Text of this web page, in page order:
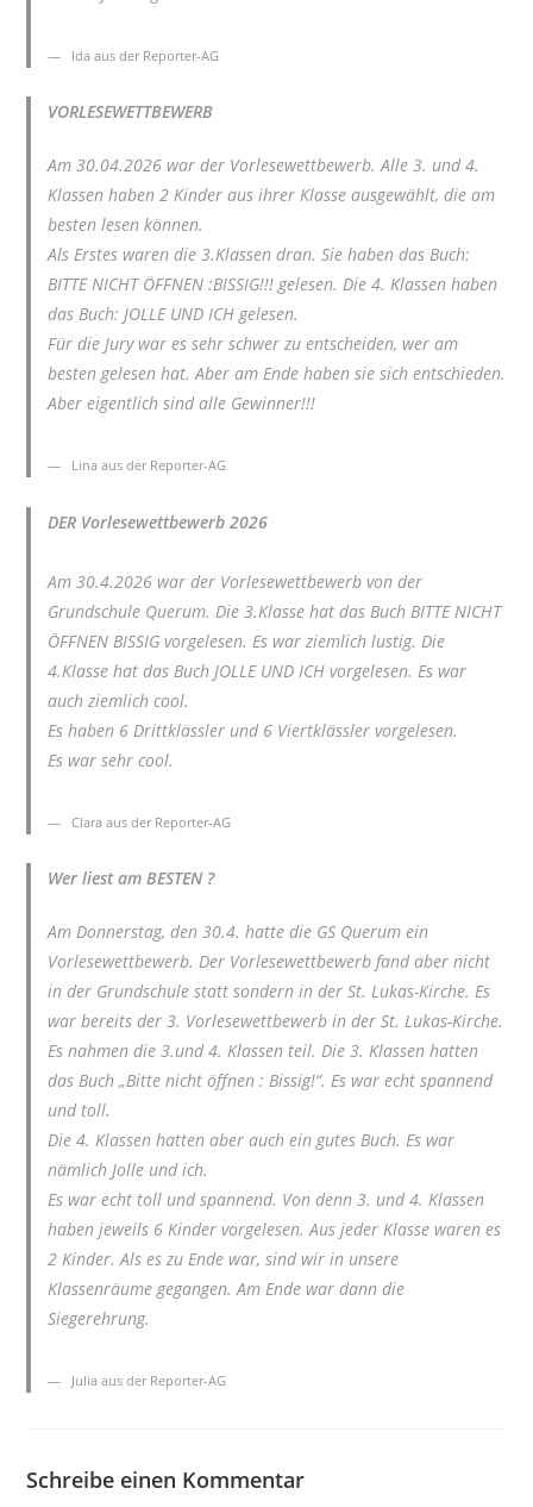
Ida aus der Reporter-AG
VORLESEWETTBEWERB
Am 30.04.2026 war der Vorlesewettbewerb. Alle 3. und 4.
Klassen haben 2 Kinder aus ihrer Klasse ausgewählt, die am
besten lesen können.
Als Erstes waren die 3.Klassen dran. Sie haben das Buch:
BITTE NICHT ÖFFNEN :BISSIG!!! gelesen. Die 4. Klassen haben
das Buch: JOLLE UND ICH gelesen.
Für die Jury war es sehr schwer zu entscheiden, wer am
besten gelesen hat. Aber am Ende haben sie sich entschieden.
Aber eigentlich sind alle Gewinner!!!
Lina aus der Reporter-AG
DER Vorlesewettbewerb 2026
Am 30.4.2026 war der Vorlesewettbewerb von der
Grundschule Querum. Die 3.Klasse hat das Buch BITTE NICHT
ÖFFNEN BISSIG vorgelesen. Es war ziemlich lustig. Die
4.Klasse hat das Buch JOLLE UND ICH vorgelesen. Es war
auch ziemlich cool.
Es haben 6 Drittklässler und 6 Viertklässler vorgelesen.
Es war sehr cool.
Clara aus der Reporter-AG
Wer liest am BESTEN ?
Am Donnerstag, den 30.4. hatte die GS Querum ein
Vorlesewettbewerb. Der Vorlesewettbewerb fand aber nicht
in der Grundschule statt sondern in der St. Lukas-Kirche. Es
war bereits der 3. Vorlesewettbewerb in der St. Lukas-Kirche.
Es nahmen die 3.und 4. Klassen teil. Die 3. Klassen hatten
das Buch „Bitte nicht öffnen : Bissig!“. Es war echt spannend
und toll.
Die 4. Klassen hatten aber auch ein gutes Buch. Es war
nämlich Jolle und ich.
Es war echt toll und spannend. Von denn 3. und 4. Klassen
haben jeweils 6 Kinder vorgelesen. Aus jeder Klasse waren es
2 Kinder. Als es zu Ende war, sind wir in unsere
Klassenräume gegangen. Am Ende war dann die
Siegerehrung.
Julia aus der Reporter-AG
Schreibe einen Kommentar